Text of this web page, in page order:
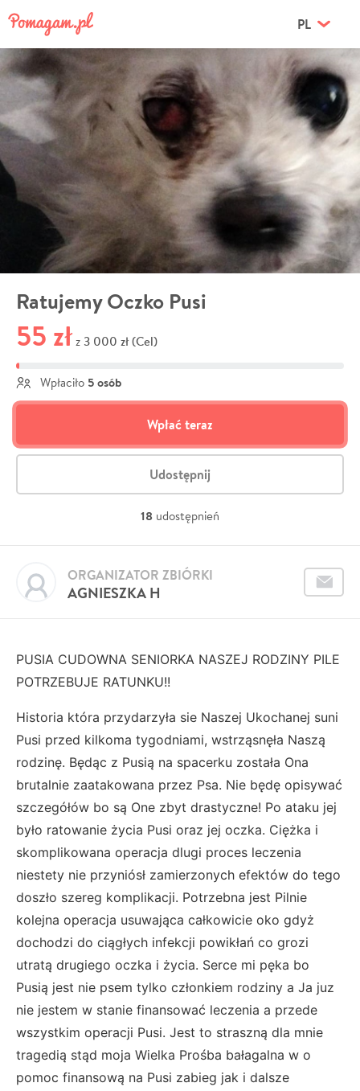
PL
Ratujemy Oczko Pusi
55 zł z 3 000 zł (Cel)
Wpłaciło 5 osób
Wpłać teraz
Udostępnij
18 udostępnień
AGNIESZKA H
ORGANIZATOR ZBIÓRKI
PUSIA CUDOWNA SENIORKA NASZEJ RODZINY PILE
POTRZEBUJE RATUNKU!!
Historia która przydarzyła sie Naszej Ukochanej suni
Pusi przed kilkoma tygodniami, wstrząsnęła Naszą
rodzinę. Będąc z Pusią na spacerku została Ona
brutalnie zaatakowana przez Psa. Nie będę opisywać
szczegółów bo są One zbyt drastyczne! Po ataku jej
było ratowanie życia Pusi oraz jej oczka. Ciężka i
skomplikowana operacja dlugi proces leczenia
niestety nie przyniósł zamierzonych efektów do tego
doszło szereg komplikacji. Potrzebna jest Pilnie
kolejna operacja usuwająca całkowicie oko gdyż
dochodzi do ciągłych infekcji powikłań co grozi
utratą drugiego oczka i życia. Serce mi pęka bo
Pusią jest nie psem tylko członkiem rodziny a Ja juz
nie jestem w stanie finansować leczenia a przede
wszystkim operacji Pusi. Jest to straszną dla mnie
tragedią stąd moja Wielka Prośba bałagalna w o
pomoc finansową na Pusi zabieg jak i dalsze